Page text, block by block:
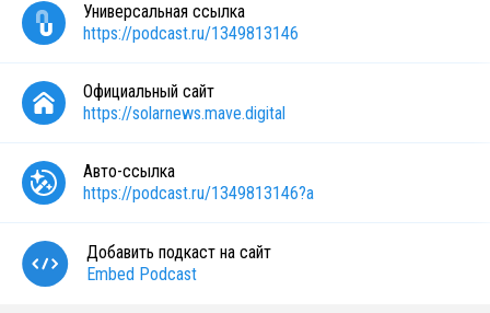
Универсальная ссылка
https://podcast.ru/1349813146
Официальный сайт
https://solarnews.mave.digital
Авто-ссылка
https://podcast.ru/1349813146?a
Добавить подкаст на сайт
Embed Podcast